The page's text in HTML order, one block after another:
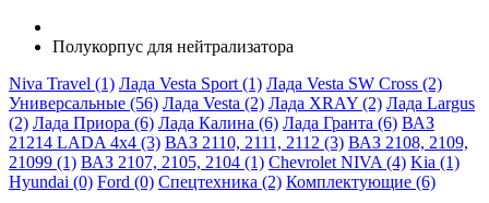
Полукорпус для нейтрализатора
Niva Travel (1) Лада Vesta Sport (1) Лада Vesta SW Cross (2)
Универсальные (56) Лада Vesta (2) Лада XRAY (2) Лада Largus
(2) Лада Приора (6) Лада Калина (6) Лада Гранта (6) ВАЗ
21214 LADA 4x4 (3) ВАЗ 2110, 2111, 2112 (3) ВАЗ 2108, 2109,
21099 (1) ВАЗ 2107, 2105, 2104 (1) Chevrolet NIVA (4) Kia (1)
Hyundai (0) Ford (0) Спецтехника (2) Комплектующие (6)